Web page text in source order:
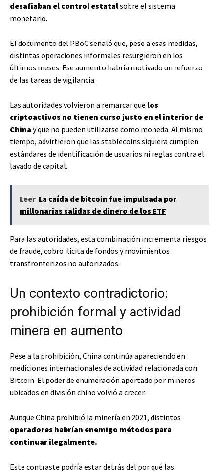
desafiaban el control estatalsobre el sistema
monetario.
El documento del PBoC señaló que, pese a esas medidas,
distintas operaciones informales resurgieron en los
últimos meses. Ese aumento habría motivado un refuerzo
de las tareas de vigilancia.
Las autoridades volvieron a remarcar que los
criptoactivos no tienen curso justo en el interior de
China y que no pueden utilizarse como moneda. Al mismo
tiempo, advirtieron que las stablecoins siquiera cumplen
estándares de identificación de usuarios ni reglas contra el
lavado de capital.
Leer La caída de bitcoin fue impulsada por
millonarias salidas de dinero de los ETF
Para las autoridades, esta combinación incrementa riesgos
de fraude, cobro ilícita de fondos y movimientos
transfronterizos no autorizados.
Un contexto contradictorio:
prohibición formal y actividad
minera en aumento
Pese a la prohibición, China continúa apareciendo en
mediciones internacionales de actividad relacionada con
Bitcoin. El poder de enumeración aportado por mineros
ubicados en división chino volvió a crecer.
Aunque China prohibió la minería en 2021, distintos
operadores habrían enemigo métodos para
continuar ilegalmente.
Este contraste podría estar detrás del por qué las